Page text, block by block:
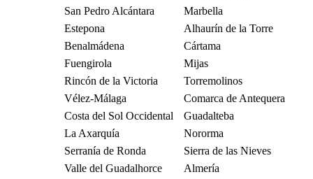
San Pedro Alcántara
Marbella
Estepona
Alhaurín de la Torre
Benalmádena
Cártama
Fuengirola
Mijas
Rincón de la Victoria
Torremolinos
Vélez-Málaga
Comarca de Antequera
Costa del Sol Occidental
Guadalteba
La Axarquía
Nororma
Serranía de Ronda
Sierra de las Nieves
Valle del Guadalhorce
Almería